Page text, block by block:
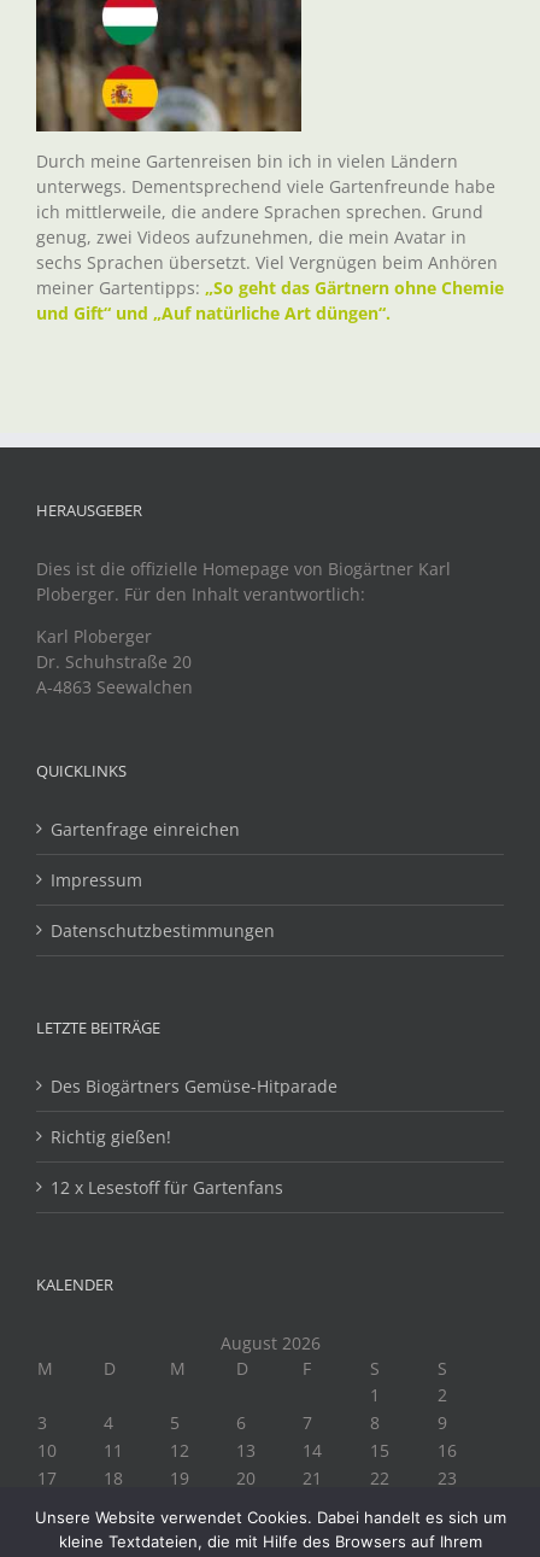
Durch meine Gartenreisen bin ich in vielen Ländern
unterwegs. Dementsprechend viele Gartenfreunde habe
ich mittlerweile, die andere Sprachen sprechen. Grund
genug, zwei Videos aufzunehmen, die mein Avatar in
sechs Sprachen übersetzt. Viel Vergnügen beim Anhören
meiner Gartentipps: „So geht das Gärtnern ohne Chemie
und Gift“ und „Auf natürliche Art düngen“.
HERAUSGEBER
Dies ist die offizielle Homepage von Biogärtner Karl
Ploberger. Für den Inhalt verantwortlich:
Karl Ploberger
Dr. Schuhstraße 20
A-4863 Seewalchen
QUICKLINKS
Gartenfrage einreichen
Impressum
Datenschutzbestimmungen
LETZTE BEITRÄGE
Des Biogärtners Gemüse-Hitparade
Richtig gießen!
12 x Lesestoff für Gartenfans
KALENDER
August 2026
M
D M D F S
S
1
2
3
4 5 6 7 8
9
10
11 12 13 14 15
16
17
18 19 20 21 22
23
Unsere Website verwendet Cookies. Dabei handelt es sich um
kleine Textdateien, die mit Hilfe des Browsers auf Ihrem